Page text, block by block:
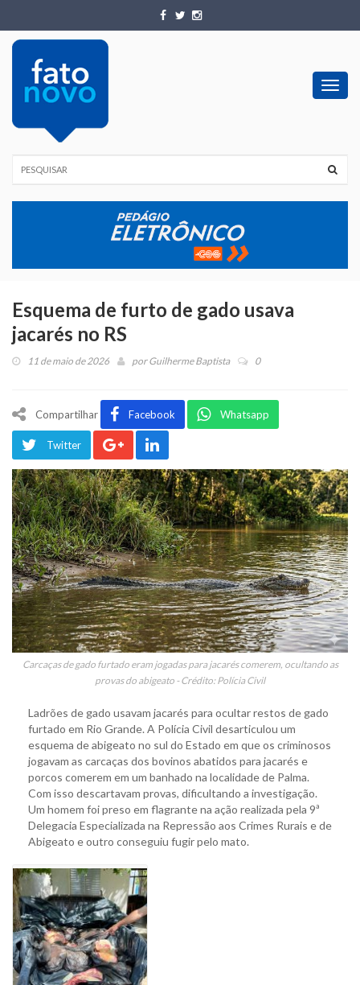
Esquema de furto de gado usava
jacarés no RS
11 de maio de 2026 porGuilherme Baptista 0
Compartilhar Facebook Whatsapp
Twitter
Carcaças de gado furtado eram jogadas para jacarés comerem, ocultando as
provas do abigeato - Crédito: Polícia Civil
Ladrões de gado usavam jacarés para ocultar restos de gado
furtado em Rio Grande. A Polícia Civil desarticulou um
esquema de abigeato no sul do Estado em que os criminosos
jogavam as carcaças dos bovinos abatidos para jacarés e
porcos comerem em um banhado na localidade de Palma.
Com isso descartavam provas, dificultando a investigação.
Um homem foi preso em flagrante na ação realizada pela 9ª
Delegacia Especializada na Repressão aos Crimes Rurais e de
Abigeato e outro conseguiu fugir pelo mato.